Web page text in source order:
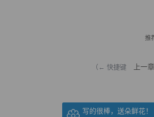
推
（← 快捷键 上一章
写的很棒，送朵鲜花！